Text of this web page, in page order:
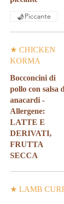
Piccante
★ CHICKEN
KORMA
Bocconcini di
pollo con salsa
anacardi -
Allergene:
LATTE E
DERIVATI,
FRUTTA
★ LAMB